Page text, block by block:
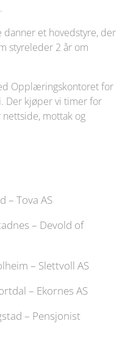
et hovedstyre, der
styreleder 2 år om
Opplæringskontoret for
Der kjøper vi timer for
mottak og
– Tova AS
– Devold of
– Slettvoll AS
– Ekornes AS
– Pensjonist